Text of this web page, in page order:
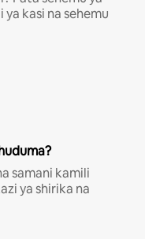
kasi na sehemu
samani kamili
ya shirika na